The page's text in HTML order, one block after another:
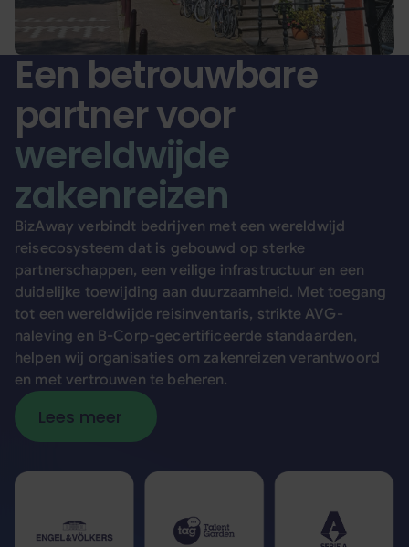
Een betrouwbare
partner voor
wereldwijde
zakenreizen
BizAway verbindt bedrijven met een wereldwijd
reisecosysteem dat is gebouwd op sterke
partnerschappen, een veilige infrastructuur en een
duidelijke toewijding aan duurzaamheid. Met toegang
tot een wereldwijde reisinventaris, strikte AVG-
naleving en B-Corp-gecertificeerde standaarden,
helpen wij organisaties om zakenreizen verantwoord
en met vertrouwen te beheren.
Lees meer
Lees meer